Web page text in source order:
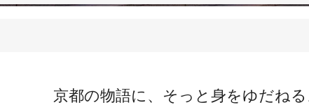
京都の物語に、そっと身をゆだねる